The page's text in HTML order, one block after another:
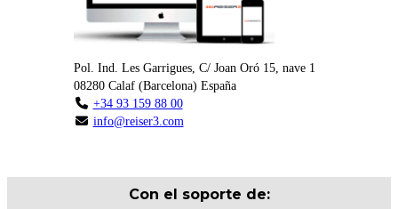
Pol. Ind. Les Garrigues, C/ Joan Oró 15, nave 1
08280 Calaf (Barcelona) España
+34 93 159 88 00
info@reiser3.com
Con el soporte de: